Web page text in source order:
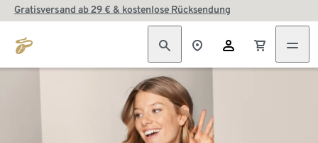
Gratisversand ab 29 € & kostenlose Rücksendung